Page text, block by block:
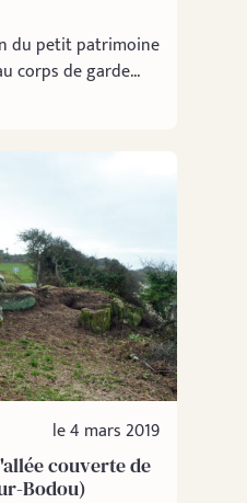
du petit patrimoine
corps de garde...
le 4 mars 2019
couverte de
Bodou)